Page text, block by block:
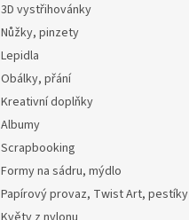
3D vystřihovánky
Nůžky, pinzety
Lepidla
Obálky, přání
Kreativní doplňky
Albumy
Scrapbooking
Formy na sádru, mýdlo
Papírový provaz, Twist Art, pestíky